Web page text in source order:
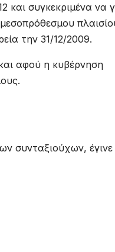
συγκεκριμένα να
την 31/12/2009.
αφού η κυβέρνηση
συνταξιούχων, έγινε